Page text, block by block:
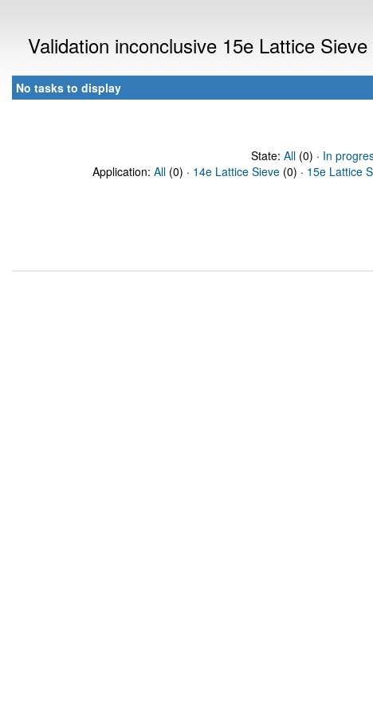
Validation inconclusive 15e Lattice
No tasks to display
State: All(0) · In
Application: All (0) · 14e Lattice Sieve (0) · 15e Lattice